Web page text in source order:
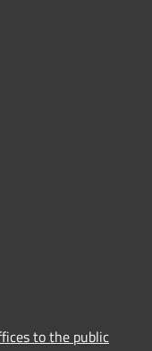
to the public